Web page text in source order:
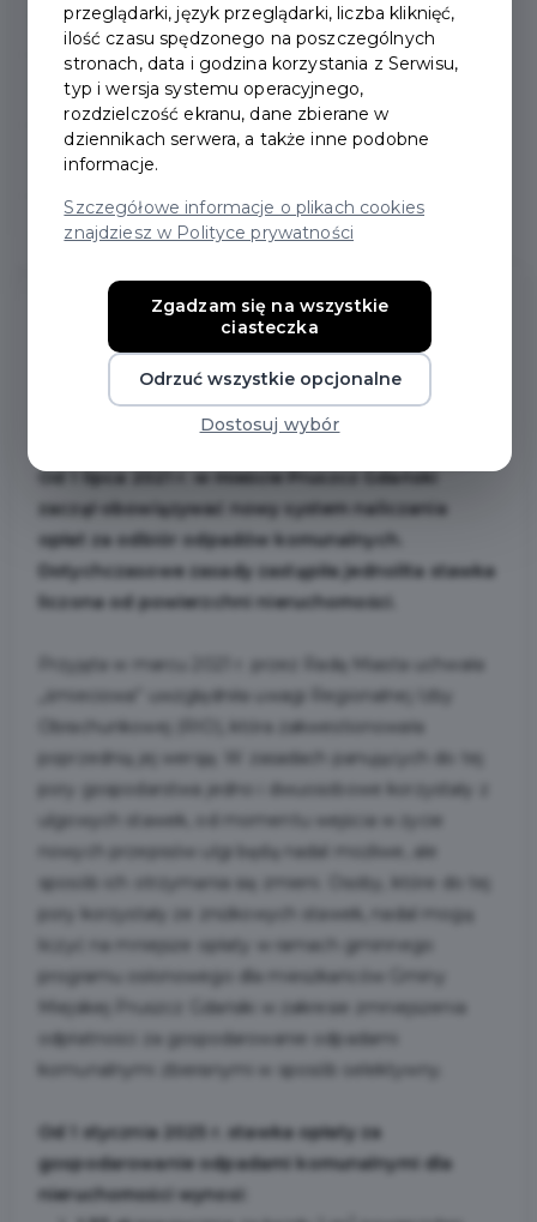
Segregacja tekstyliów
Pojemniki na elektrośmieci
Jakość powietrza
Jak nie segregować śmieci
GMINNY PROGRAM
OSŁONOWY
Od 1 lipca 2021 r. w mieście Pruszcz Gdański
zaczął obowiązywać nowy system naliczania
opłat za odbiór odpadów komunalnych.
Dotychczasowe zasady zastąpiła jednolita stawka
liczona od powierzchni nieruchomości.
Przyjęta w marcu 2021 r. przez Radę Miasta uchwała
„śmieciowa” uwzględniła uwagi Regionalnej Izby
Obrachunkowej (RIO), która zakwestionowała
poprzednią jej wersję. W zasadach panujących do tej
pory gospodarstwa jedno i dwuosobowe korzystały z
ulgowych stawek, od momentu wejścia w życie
nowych przepisów ulgi będą nadal możliwe, ale
sposób ich otrzymania się zmieni. Osoby, które do tej
pory korzystały ze zniżkowych stawek, nadal mogą
liczyć na mniejsze opłaty w ramach gminnego
programu osłonowego dla mieszkańców Gminy
Miejskiej Pruszcz Gdański w zakresie zmniejszenia
odpłatności za gospodarowanie odpadami
komunalnymi zbieranymi w sposób selektywny.
Od 1 stycznia 2025 r. stawka opłaty za
gospodarowanie odpadami komunalnymi dla
nieruchomości wynosi:
przeglądarki, język przeglądarki, liczba kliknięć,
ilość czasu spędzonego na poszczególnych
stronach, data i godzina korzystania z Serwisu,
typ i wersja systemu operacyjnego,
rozdzielczość ekranu, dane zbierane w
dziennikach serwera, a także inne podobne
informacje.
Szczegółowe informacje o plikach cookies
znajdziesz w Polityce prywatności
Zgadzam się na wszystkie
ciasteczka
Odrzuć wszystkie opcjonalne
Dostosuj wybór